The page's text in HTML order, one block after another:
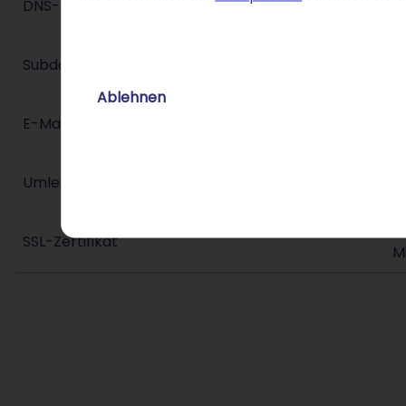
Ablehnen
DNS-Selbstverwaltung
Subdomain-Management
E-Mail-Konfiguration
Umleitungs-Service
SSL-Zertifikat